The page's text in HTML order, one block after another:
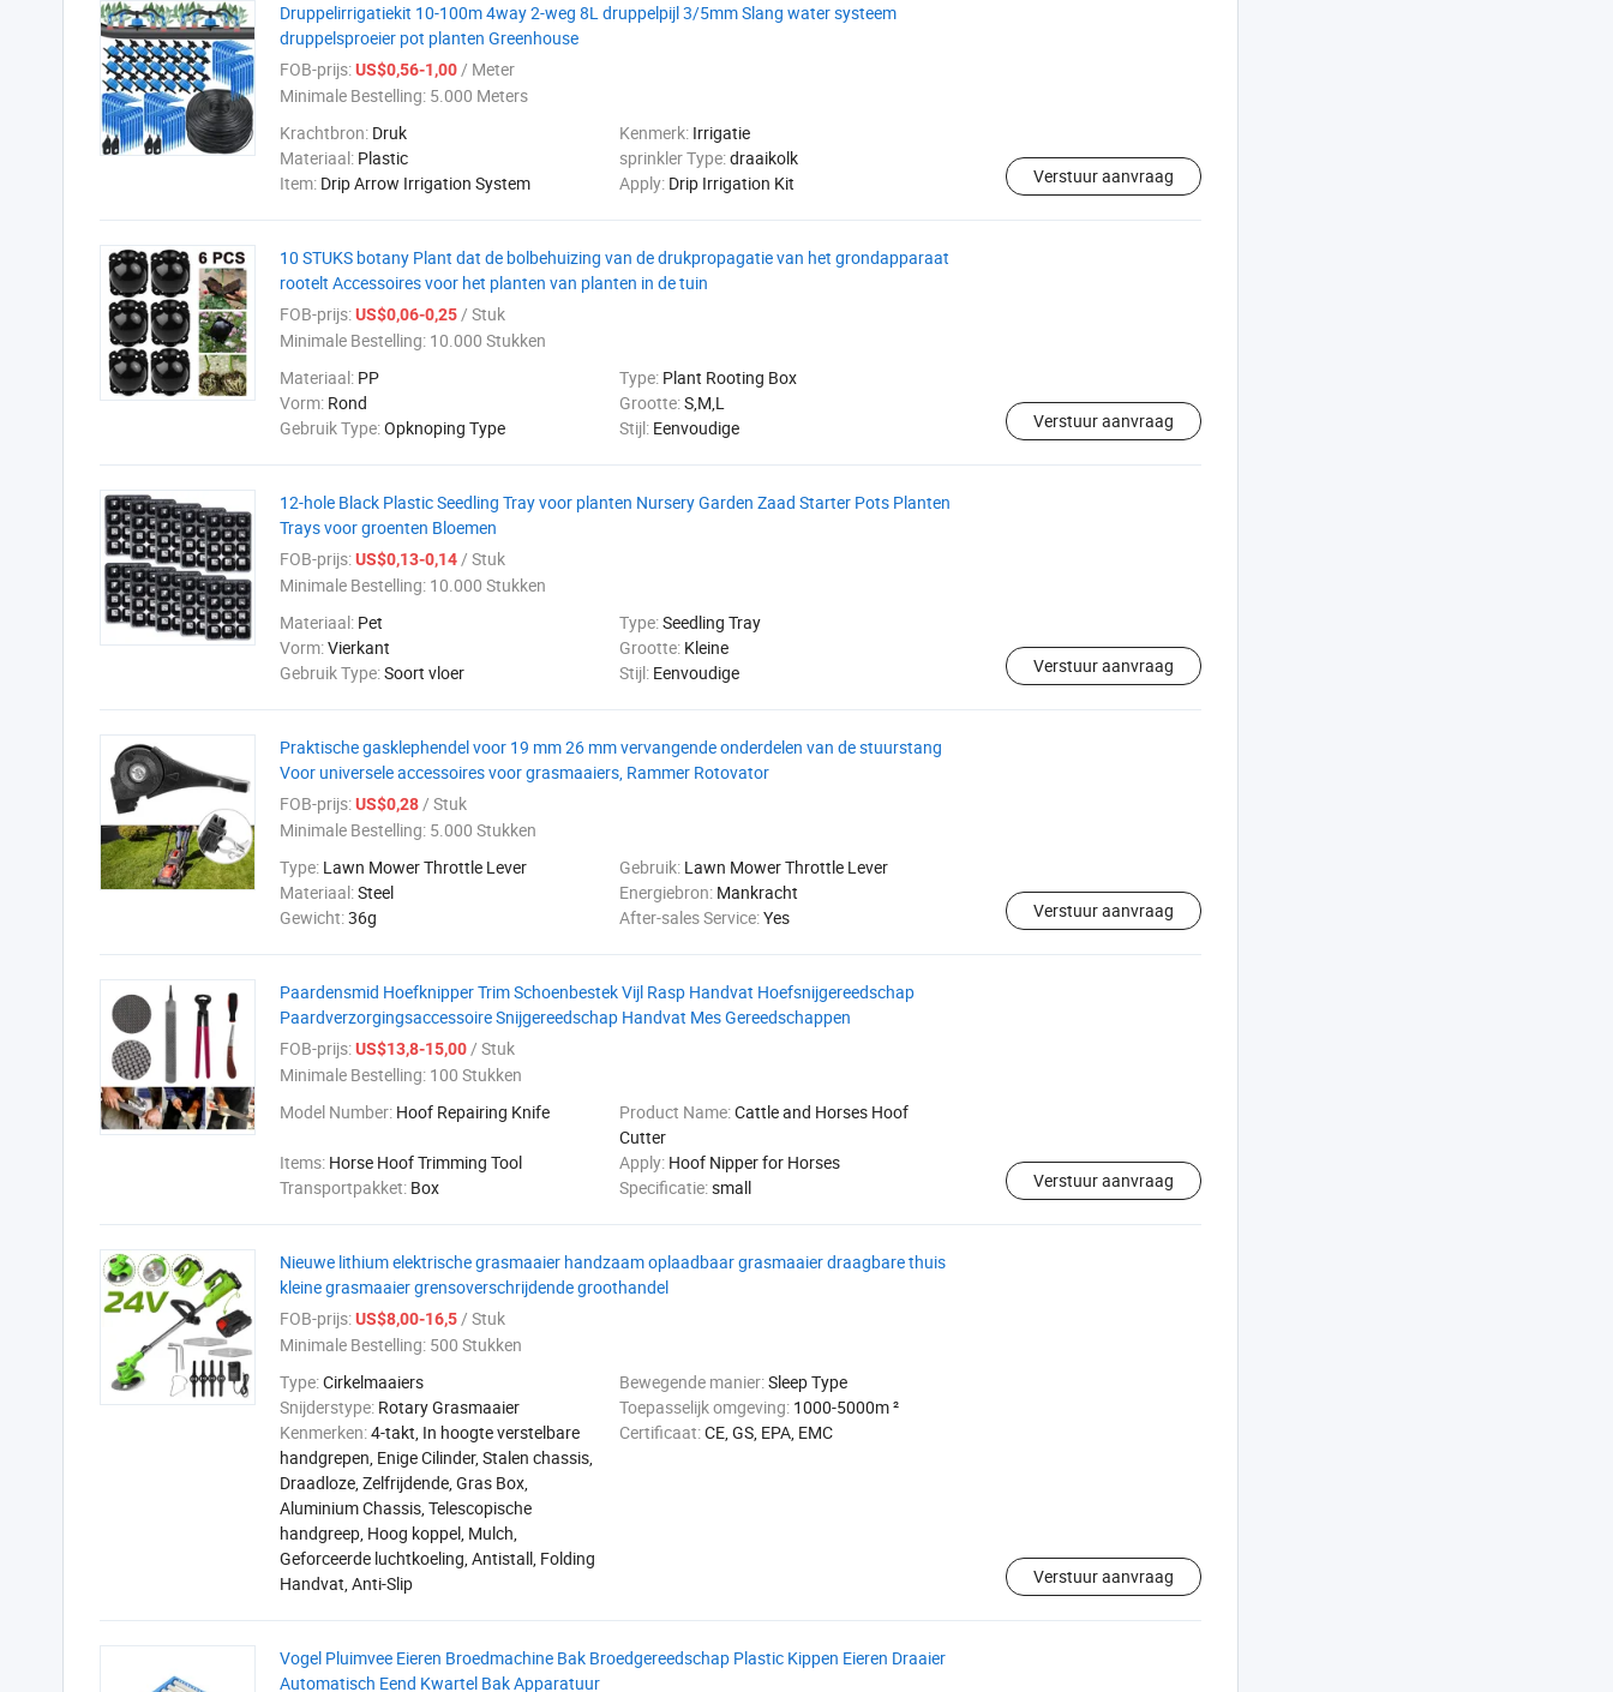
Druppelirrigatiekit 10-100m 4way 2-weg 8L druppelpijl 3/5mm Slang water systeem
druppelsproeier pot planten Greenhouse
FOB-prijs:US$0,56-1,00/ Meter
Minimale Bestelling: 5.000 Meters
Krachtbron: Druk Kenmerk: Irrigatie
Materiaal: Plastic sprinkler Type:draaikolk
Item: Drip Arrow Irrigation System Apply: Drip Irrigation Kit Verstuur aanvraag
10 STUKS botany Plant dat de bolbehuizing van de drukpropagatie van het grondapparaat
rootelt Accessoires voor het planten van planten in de tuin
FOB-prijs:US$0,06-0,25/ Stuk
Minimale Bestelling: 10.000 Stukken
Materiaal: PP Type: Plant Rooting Box
Vorm: Rond Grootte:S,M,L
Gebruik Type:Opknoping Type Stijl: Eenvoudige Verstuur aanvraag
12-hole Black Plastic Seedling Tray voor planten Nursery Garden Zaad Starter Pots Planten
Trays voor groenten Bloemen
FOB-prijs:US$0,13-0,14/ Stuk
Minimale Bestelling: 10.000 Stukken
Materiaal: Pet Type:Seedling Tray
Vorm:Vierkant Grootte: Kleine
Gebruik Type:Soort vloer Stijl: Eenvoudige Verstuur aanvraag
Praktische gasklephendel voor 19 mm 26 mm vervangende onderdelen van de stuurstang
Voor universele accessoires voor grasmaaiers, Rammer Rotovator
FOB-prijs:US$0,28/ Stuk
Minimale Bestelling: 5.000 Stukken
Type: Lawn Mower Throttle Lever Gebruik: Lawn Mower Throttle Lever
Materiaal:Steel Energiebron: Mankracht
Gewicht:36g After-sales Service:Yes Verstuur aanvraag
Paardensmid Hoefknipper Trim Schoenbestek Vijl Rasp Handvat Hoefsnijgereedschap
Paardverzorgingsaccessoire Snijgereedschap Handvat Mes Gereedschappen
FOB-prijs:US$13,8-15,00/ Stuk
Minimale Bestelling: 100 Stukken
Model Number: Hoof Repairing Knife Product Name:Cattle and Horses Hoof
Cutter
Items: Horse Hoof Trimming Tool Apply: Hoof Nipper for Horses
Transportpakket: Box Specificatie:small Verstuur aanvraag
Nieuwe lithium elektrische grasmaaier handzaam oplaadbaar grasmaaier draagbare thuis
kleine grasmaaier grensoverschrijdende groothandel
FOB-prijs:US$8,00-16,5/ Stuk
Minimale Bestelling: 500 Stukken
Type:Cirkelmaaiers Bewegende manier:Sleep Type
Snijderstype: Rotary Grasmaaier Toepasselijk omgeving: 1000-5000m ²
Kenmerken:4-takt, In hoogte verstelbare
handgrepen, Enige Cilinder, Stalen chassis,
Draadloze, Zelfrijdende, Gras Box,
Aluminium Chassis, Telescopische
handgreep, Hoog koppel, Mulch,
Geforceerde luchtkoeling, Antistall, Folding
Handvat, Anti-Slip
Certificaat:CE, GS, EPA, EMC
Verstuur aanvraag
Vogel Pluimvee Eieren Broedmachine Bak Broedgereedschap Plastic Kippen Eieren Draaier
Automatisch Eend Kwartel Bak Apparatuur